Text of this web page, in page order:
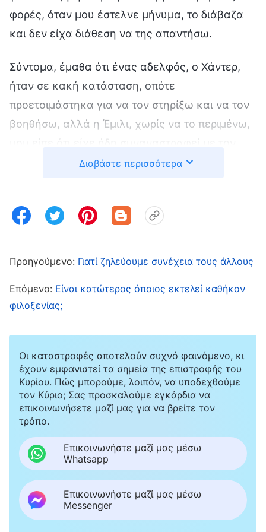
φορές, όταν μου έστελνε μήνυμα, το διάβαζα
και δεν είχα διάθεση να της απαντήσω.
Σύντομα, έμαθα ότι ένας αδελφός, ο Χάντερ,
ήταν σε κακή κατάσταση, οπότε
προετοιμάστηκα για να τον στηρίξω και να τον
βοηθήσω, αλλά η Έμιλι, χωρίς να το περιμένω,
Χάντερ. Αναστατώθηκα λιγάκι και σκέφτηκα
συναναστράφηκες εσύ μαζί του χωρίς να μου
προσπαθείς να με ανταγωνιστείς;» Ειδικά όταν
συναναστροφή της Έμιλι του έκανε πολύ καλό
και τον βοήθησε να κατανοήσει τη διεφθαρμένη
διάθεσή του, ένιωσα πάρα πολύ άβολα.
Σκέφτηκα: «Ο Χάντερ κάποτε ανάφερε ότι οι
συναναστροφές μου ήταν γεμάτες δόγματα,
ενώ τώρα θαυμάζει την Έμιλι, η οποία, όταν
συναναστρέφεται μαζί του, του επισημαίνει τα
προβλήματά του. Αν τα πράγματα συνεχίσουν
έτσι, δεν θα γίνει προφανές ποια από τις δυο
μας είναι η καλύτερη; Σίγουρα όλοι θα
νομίζουν ότι η Έμιλι καταλαβαίνει την αλήθεια
και έχει την πραγματικότητα, και θα τη
σέβονται περισσότερο στο μέλλον. Αυτό δεν θα
Διαβάστε περισσότερα
Προηγούμενο: Γιατί ζηλεύουμε συνέχεια τους άλλους
Επόμενο: Είναι κατώτερος όποιος εκτελεί καθήκον
φιλοξενίας;
Οι καταστροφές αποτελούν συχνό φαινόμενο, κι
έχουν εμφανιστεί τα σημεία της επιστροφής του
Κυρίου. Πώς μπορούμε, λοιπόν, να υποδεχθούμε
τον Κύριο; Σας προσκαλούμε εγκάρδια να
επικοινωνήσετε μαζί μας για να βρείτε τον
τρόπο.
Επικοινωνήστε μαζί μας μέσω
Whatsapp
Επικοινωνήστε μαζί μας μέσω
Messenger